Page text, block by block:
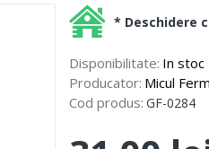
Disponibilitate: In stoc
Producator: Micul
Cod produs: GF-0284
* Deschidere